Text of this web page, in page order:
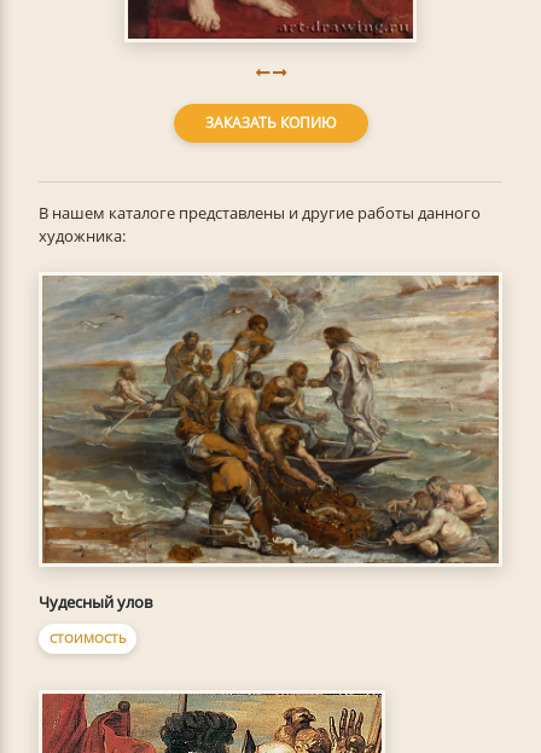
ЗАКАЗАТЬ КОПИЮ
В нашем каталоге представлены и другие работы данного
художника:
Чудесный улов
СТОИМОСТЬ